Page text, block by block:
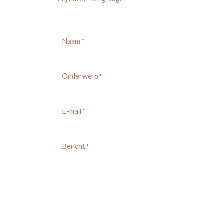
Naam *
Onderwerp *
E-mail *
Bericht*